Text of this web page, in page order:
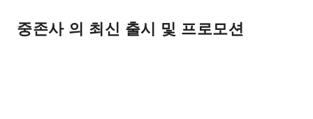
중존사 의 최신 출시 및 프로모션